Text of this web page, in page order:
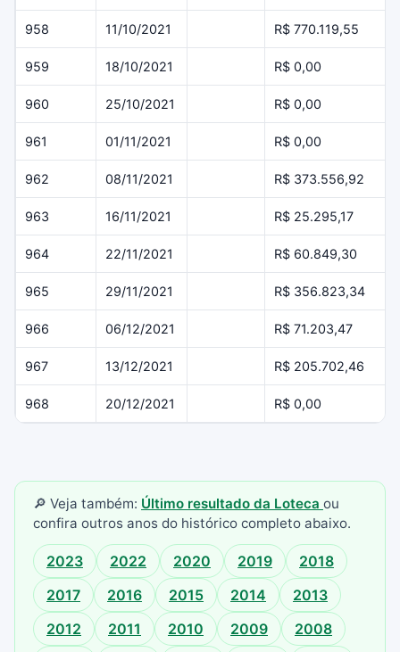
958 11/10/2021 R$ 770.119,55
959 18/10/2021 R$ 0,00
960 25/10/2021 R$ 0,00
961 01/11/2021 R$ 0,00
962 08/11/2021 R$ 373.556,92
963 16/11/2021 R$ 25.295,17
964 22/11/2021 R$ 60.849,30
965 29/11/2021 R$ 356.823,34
966 06/12/2021 R$ 71.203,47
967 13/12/2021 R$ 205.702,46
968 20/12/2021 R$ 0,00
🔎 Veja também: Último resultado da Loteca ou
confira outros anos do histórico completo abaixo.
2023 2022 2020 2019
2018
2017
2016 2015 2014
2013
2012
2011 2010 2009 2008